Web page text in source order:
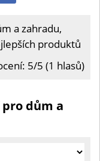
a zahradu,
produktů
5/5 (1 hlasů)
dům a